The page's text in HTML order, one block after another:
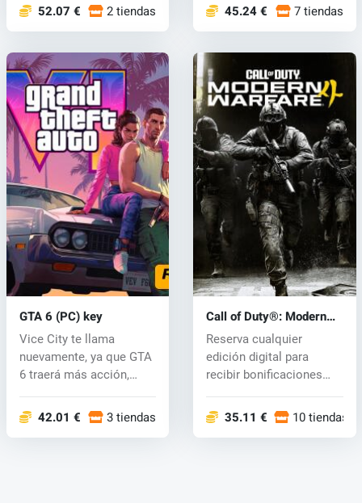
52.07 € 2 tiendas 45.24 € 7 tiendas
GTA 6 (PC) key
Vice City te llama
nuevamente, ya que GTA
6 traerá más acción,
42.01 € 3 tiendas
Call of Duty®: Modern
Warfare® 4 (PC) key
Reserva cualquier
edición digital para
recibir bonificaciones
35.11 € 10 tiendas